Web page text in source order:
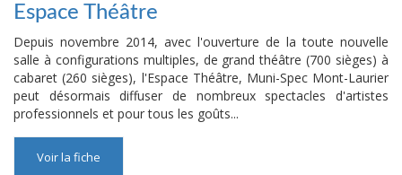
Espace Théâtre
Depuis novembre 2014, avec l'ouverture de la toute nouvelle
salle à configurations multiples, de grand théâtre (700 sièges) à
cabaret (260 sièges), l'Espace Théâtre, Muni-Spec Mont-Laurier
peut désormais diffuser de nombreux spectacles d'artistes
professionnels et pour tous les goûts...
Voir la fiche